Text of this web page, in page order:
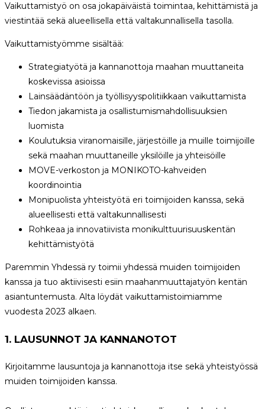
Vaikuttamistyö on osa jokapäiväistä toimintaa, kehittämistä ja
viestintää sekä alueellisella että valtakunnallisella tasolla.
Vaikuttamistyömme sisältää:
Strategiatyötä ja kannanottoja maahan muuttaneita
koskevissa asioissa
Lainsäädäntöön ja työllisyyspolitiikkaan vaikuttamista
Tiedon jakamista ja osallistumismahdollisuuksien
luomista
Koulutuksia viranomaisille, järjestöille ja muille toimijoille
sekä maahan muuttaneille yksilöille ja yhteisöille
MOVE-verkoston ja MONIKOTO-kahveiden
koordinointia
Monipuolista yhteistyötä eri toimijoiden kanssa, sekä
alueellisesti että valtakunnallisesti
Rohkeaa ja innovatiivista monikulttuurisuuskentän
kehittämistyötä
Paremmin Yhdessä ry toimii yhdessä muiden toimijoiden
kanssa ja tuo aktiivisesti esiin maahanmuuttajatyön kentän
asiantuntemusta. Alta löydät vaikuttamistoimiamme
vuodesta 2023 alkaen.
1. LAUSUNNOT JA KANNANOTOT
Kirjoitamme lausuntoja ja kannanottoja itse sekä yhteistyössä
muiden toimijoiden kanssa.